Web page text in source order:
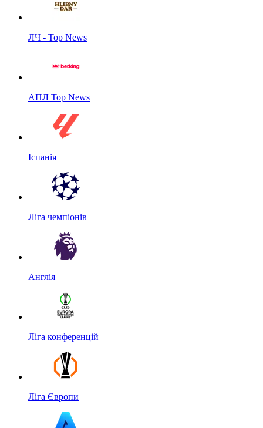
ЛЧ - Top News
АПЛ Top News
Іспанія
Ліга чемпіонів
Англія
Ліга конференцій
Ліга Європи